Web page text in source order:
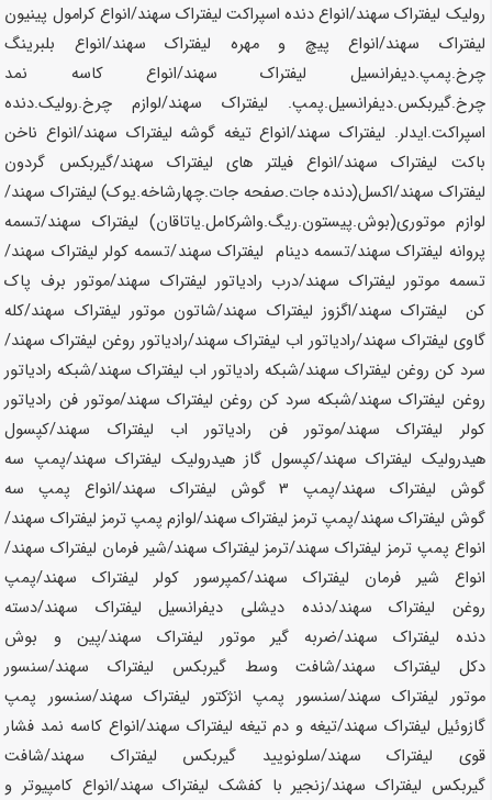
رولیک لیفتراکسهند/انواع دنده اسپراکت لیفتراک سهند/انواع کرامول پینیون
لیفتراک سهند/انواع پیچ و مهره لیفتراکسهند/انواع بلبرینگ
چرخ.پمپ.دیفرانسیل لیفتراکسهند/انواع کاسه نمد
چرخ.گیربکس.دیفرانسیل.پمپ. لیفتراک سهند/لوازم چرخ.رولیک.دنده
اسپراکت.ایدلر. لیفتراک سهند/انواع تیغه گوشه لیفتراک سهند/انواع ناخن
باکت لیفتراکسهند/انواع فیلتر های لیفتراک سهند/گیربکس گردون
لیفتراک سهند/اکسل(دنده جات.صفحه جات.چهارشاخه.یوک) لیفتراک سهند/
لوازم موتوری(بوش.پیستون.ریگ.واشرکامل.یاتاقان) لیفتراکسهند/تسمه
پروانه لیفتراکسهند/تسمه دینام لیفتراک سهند/تسمه کولر لیفتراک سهند/
تسمه موتور لیفتراک سهند/درب رادیاتور لیفتراک سهند/موتور برف پاک
کن لیفتراکسهند/اگزوز لیفتراک سهند/شاتون موتور لیفتراک سهند/کله
گاوی لیفتراک سهند/رادیاتور اب لیفتراکسهند/رادیاتور روغن لیفتراکسهند/
سرد کن روغن لیفتراک سهند/شبکه رادیاتور اب لیفتراکسهند/شبکه رادیاتور
روغن لیفتراکسهند/شبکه سرد کن روغن لیفتراک سهند/موتور فن رادیاتور
کولر لیفتراکسهند/موتور فن رادیاتور اب لیفتراک سهند/کپسول
هیدرولیک لیفتراکسهند/کپسول گاز هیدرولیک لیفتراکسهند/پمپ سه
گوش لیفتراک سهند/پمپ 3 گوش لیفتراک سهند/انواع پمپ سه
گوش لیفتراکسهند/پمپ ترمز لیفتراکسهند/لوازم پمپ ترمز لیفتراک سهند/
انواع پمپ ترمز لیفتراکسهند/ترمز لیفتراک سهند/شیر فرمان لیفتراکسهند/
انواع شیر فرمان لیفتراک سهند/کمپرسور کولر لیفتراکسهند/پمپ
روغن لیفتراکسهند/دنده دیشلی دیفرانسیل لیفتراک سهند/دسته
دنده لیفتراکسهند/ضربه گیر موتور لیفتراکسهند/پین و بوش
دکل لیفتراک سهند/شافت وسط گیربکس لیفتراکسهند/سنسور
موتور لیفتراکسهند/سنسور پمپ انژکتور لیفتراکسهند/سنسور پمپ
گازوئیل لیفتراک سهند/تیغه و دم تیغه لیفتراک سهند/انواع کاسه نمد فشار
قوی لیفتراکسهند/سلونویید گیربکس لیفتراک سهند/شافت
گیربکس لیفتراک سهند/زنجیر با کفشک لیفتراکسهند/انواع کامپیوتر و